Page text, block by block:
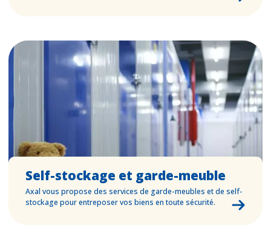
Self-stockage et garde-meuble
Axal vous propose des services de garde-meubles et de self-
stockage pour entreposer vos biens en toute sécurité.